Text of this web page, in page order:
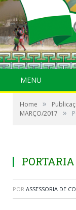
MENU
Home »
MARÇO/2017
»
POR ASSESSORIA DE